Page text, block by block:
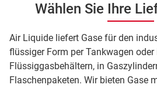
Wählen Sie Ihre
Air Liquide liefert Gase für den
flüssiger Form per Tankwagen oder
Flüssiggasbehältern, in
Flaschenpaketen. Wir bieten Gase